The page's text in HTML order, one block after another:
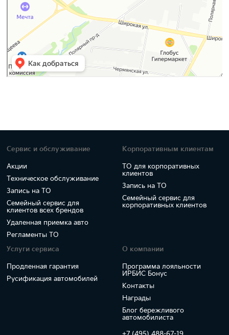
Сервис и обслуживание
Акции
Техническое обслуживание
Запись на ТО
Семейный сервис для
клиентов всех брендов
Удаленная приемка авто
Регламенты ТО
Корпоративным клиентам
ТО для корпоративных
клиентов
Запись на ТО
Семейный сервис для
корпоративных клиентов
Услуги сервиса
Продленная гарантия
Русификация автомобилей
О компании
Программа лояльности
ИРБИС Бонус
Контакты
Награды
Блог бережливого
автомобилиста